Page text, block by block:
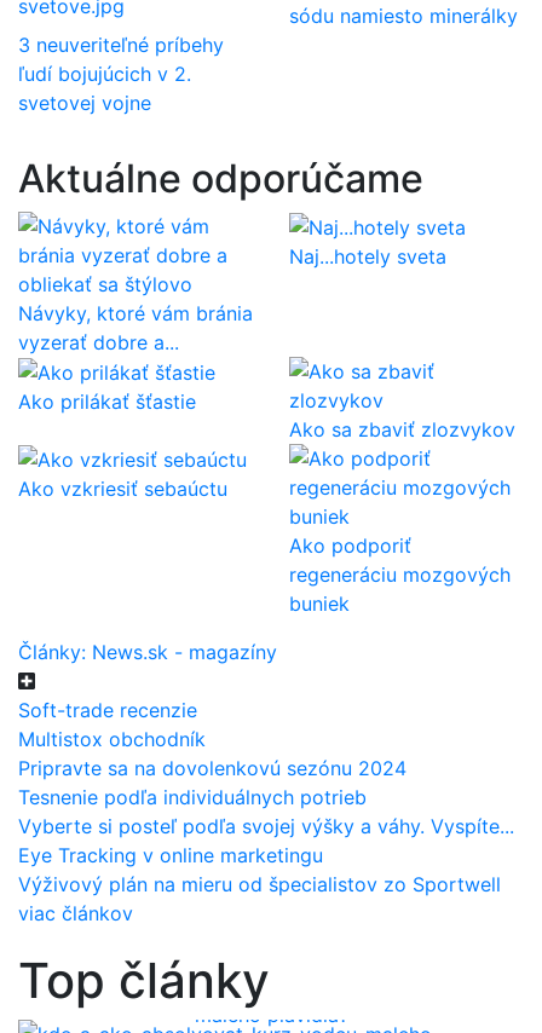
3 neuveriteľné príbehy
ľudí bojujúcich v 2.
svetovej vojne
sódu namiesto minerálky
Aktuálne odporúčame
Návyky, ktoré vám bránia
vyzerať dobre a...
Naj...hotely sveta
Ako prilákať šťastie
Ako sa zbaviť zlozvykov
Ako vzkriesiť sebaúctu
Ako podporiť
regeneráciu mozgových
buniek
Články: News.sk - magazíny
Soft-trade recenzie
Multistox obchodník
Pripravte sa na dovolenkovú sezónu 2024
Tesnenie podľa individuálnych potrieb
Vyberte si posteľ podľa svojej výšky a váhy. Vyspíte...
Eye Tracking v online marketingu
Výživový plán na mieru od špecialistov zo Sportwell
viac článkov
Top články
Kde a ako absolvovať kurz vodcu
malého plavidla?